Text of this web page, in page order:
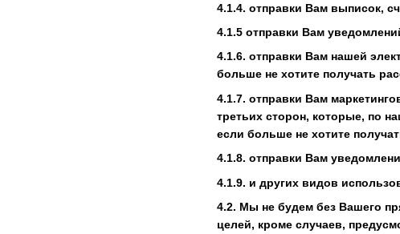
4.1.4. отправки Вам выписок,
4.1.5 отправки Вам
4.1.6. отправки Вам нашей
больше не хотите получать
4.1.7. отправки Вам
третьих сторон, которые, по
если больше не хотите
4.1.8. отправки Вам
4.1.9. и других видов
4.2. Мы не будем без Вашего
целей, кроме случаев,